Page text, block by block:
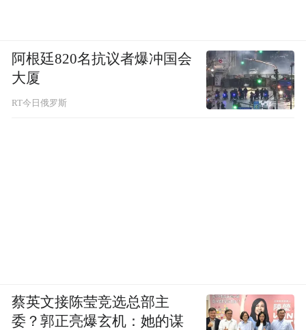
阿根廷820名抗议者爆冲国会
大厦
RT今日俄罗斯
蔡英文接陈莹竞选总部主
委？郭正亮爆玄机：她的谋